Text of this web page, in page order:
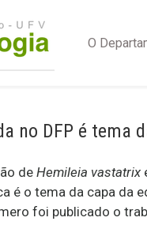
O
no DFP é tema
deHemileia vastatrix
é o tema da capa da
foi publicado o